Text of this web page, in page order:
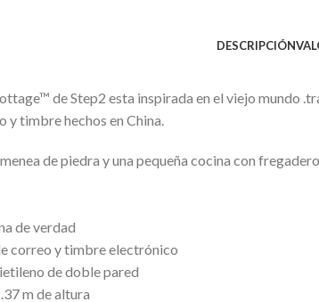
DESCRIPCIÓN
de Step2 esta inspirada en el viejo mundo
y timbre hechos en China.
de piedra y una pequeña cocina con
de verdad
correo y timbre electrónico
de doble pared
m de altura